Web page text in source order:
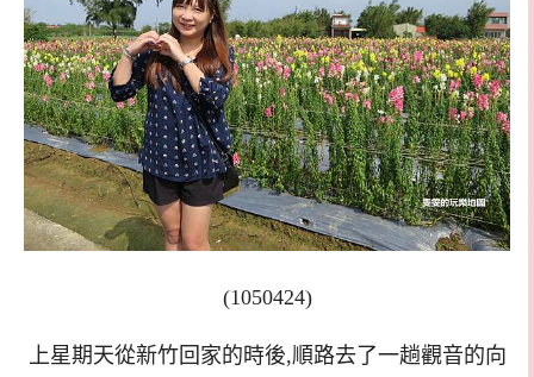
(1050424)
上星期天從新竹回家的時後,順路去了一趟觀音的向